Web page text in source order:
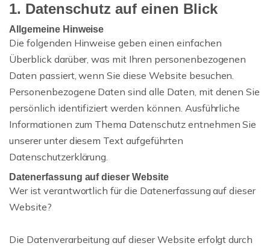
1. Datenschutz auf einen Blick
Allgemeine Hinweise
Die folgenden Hinweise geben einen einfachen
Überblick darüber, was mit Ihren personenbezogenen
Daten passiert, wenn Sie diese Website besuchen.
Personenbezogene Daten sind alle Daten, mit denen Sie
persönlich identifiziert werden können. Ausführliche
Informationen zum Thema Datenschutz entnehmen Sie
unserer unter diesem Text aufgeführten
Datenschutzerklärung.
Datenerfassung auf dieser Website
Wer ist verantwortlich für die Datenerfassung auf dieser
Website?
Die Datenverarbeitung auf dieser Website erfolgt durch